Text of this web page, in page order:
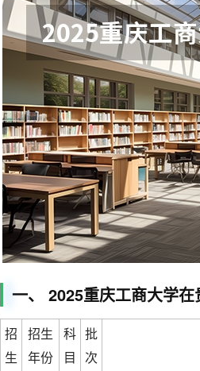
一、 2025重庆工商大学
招
生
招生
年份
科
目
批
次